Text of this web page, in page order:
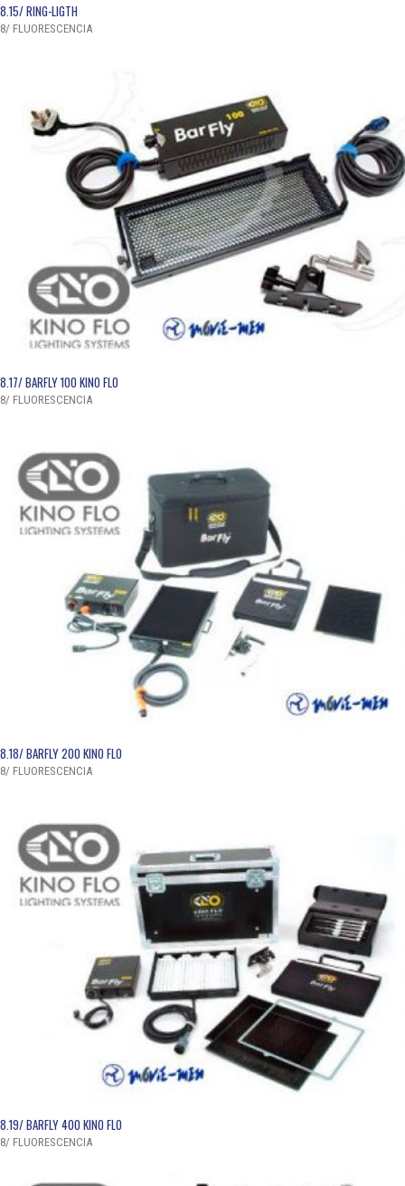
8.15/ RING-LIGTH
8/ FLUORESCENCIA
8.17/ BARFLY 100 KINO FLO
8/ FLUORESCENCIA
8.18/ BARFLY 200 KINO FLO
8/ FLUORESCENCIA
8.19/ BARFLY 400 KINO FLO
8/ FLUORESCENCIA